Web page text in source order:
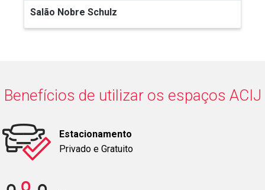
Salão Nobre Schulz
Benefícios de utilizar os espaços ACIJ
Estacionamento
Privado e Gratuito